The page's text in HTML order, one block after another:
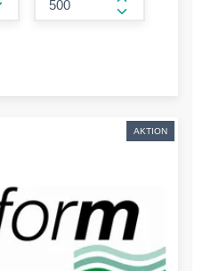
form.increase-
AKTION